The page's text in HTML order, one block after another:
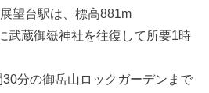
望台駅は、標高881m
武蔵御嶽神社を往復して所要1時
分の御岳山ロックガーデンまで